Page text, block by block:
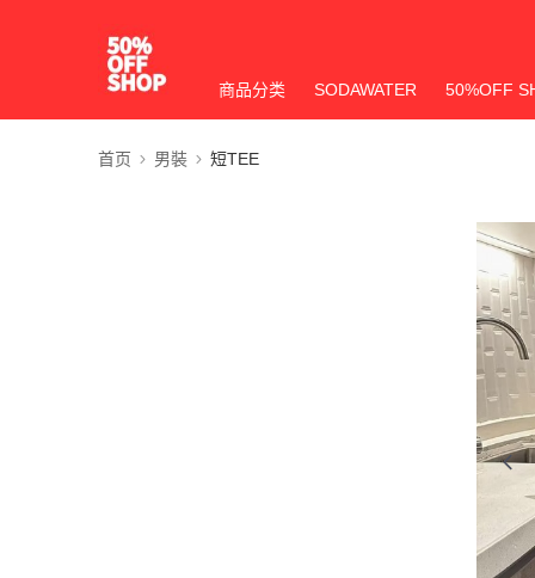
商品分类 SODAWATER 50%OFF
首页 男裝 短TEE